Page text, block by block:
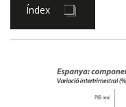
Índex